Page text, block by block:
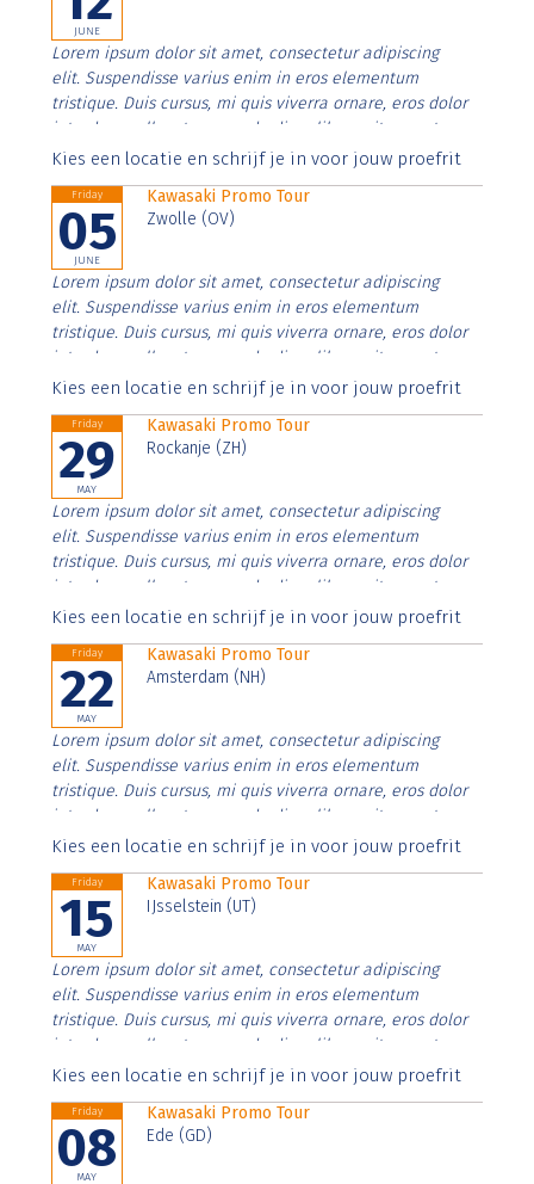
JUNE
Lorem ipsum dolor sit amet, consectetur adipiscing
elit. Suspendisse varius enim in eros elementum
tristique. Duis cursus, mi quis viverra ornare, eros dolor
interdum nulla, ut commodo diam libero vitae erat.
Aenean faucibus nibh et justo cursus id rutrum lorem
Kies een locatie en schrijf je in voor jouw proefrit
Friday
05
JUNE
Kawasaki Promo Tour
Zwolle (OV)
Lorem ipsum dolor sit amet, consectetur adipiscing
elit. Suspendisse varius enim in eros elementum
tristique. Duis cursus, mi quis viverra ornare, eros dolor
interdum nulla, ut commodo diam libero vitae erat.
Aenean faucibus nibh et justo cursus id rutrum lorem
Kies een locatie en schrijf je in voor jouw proefrit
Friday
29
MAY
Kawasaki Promo Tour
Rockanje (ZH)
Lorem ipsum dolor sit amet, consectetur adipiscing
elit. Suspendisse varius enim in eros elementum
tristique. Duis cursus, mi quis viverra ornare, eros dolor
interdum nulla, ut commodo diam libero vitae erat.
Aenean faucibus nibh et justo cursus id rutrum lorem
Kies een locatie en schrijf je in voor jouw proefrit
Friday
22
MAY
Kawasaki Promo Tour
Amsterdam (NH)
Lorem ipsum dolor sit amet, consectetur adipiscing
elit. Suspendisse varius enim in eros elementum
tristique. Duis cursus, mi quis viverra ornare, eros dolor
interdum nulla, ut commodo diam libero vitae erat.
Aenean faucibus nibh et justo cursus id rutrum lorem
Kies een locatie en schrijf je in voor jouw proefrit
Friday
15
MAY
Kawasaki Promo Tour
IJsselstein (UT)
Lorem ipsum dolor sit amet, consectetur adipiscing
elit. Suspendisse varius enim in eros elementum
tristique. Duis cursus, mi quis viverra ornare, eros dolor
interdum nulla, ut commodo diam libero vitae erat.
Aenean faucibus nibh et justo cursus id rutrum lorem
Kies een locatie en schrijf je in voor jouw proefrit
Friday
08
MAY
Kawasaki Promo Tour
Ede (GD)